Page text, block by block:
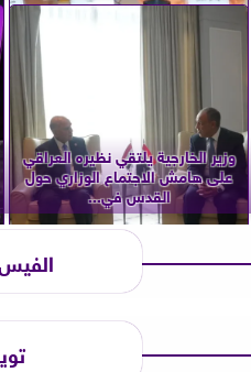
وزير الخارجية يلتقي نظيره العراقي
على هامش الاجتماع الوزاري حول
القدس في...